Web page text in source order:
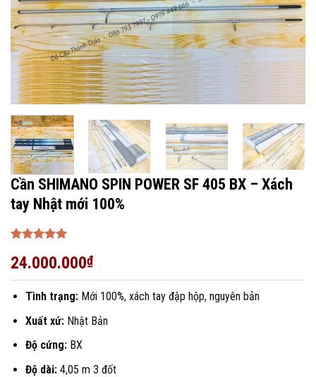
Cần SHIMANO SPIN POWER SF 405 BX – Xách
tay Nhật mới 100%
hạng55
24.000.000₫
Tình trạng:Mới 100%, xách tay đập hộp, nguyên bản
Xuất xứ:Nhật Bản
Độ cứng:BX
Độ dài:4,05 m 3 đốt